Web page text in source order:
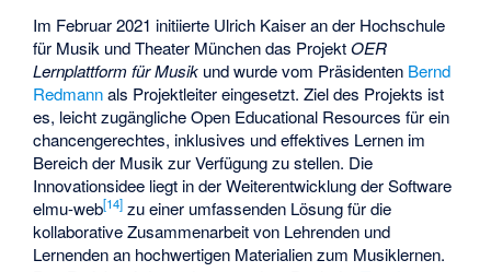
Im Februar 2021 initiierte Ulrich Kaiser an der Hochschule
für Musik und Theater München das ProjektOER
Lernplattform für Musik und wurde vom Präsidenten Bernd
Redmannals Projektleiter eingesetzt. Ziel des Projekts ist
es, leicht zugängliche Open Educational Resources für ein
chancengerechtes, inklusives und effektives Lernen im
Bereich der Musik zur Verfügung zu stellen. Die
Innovationsidee liegt in der Weiterentwicklung der Software
elmu-web[14] zu einer umfassenden Lösung für die
kollaborative Zusammenarbeit von Lehrenden und
Lernenden an hochwertigen Materialien zum Musiklernen.